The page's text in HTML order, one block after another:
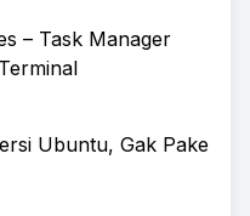
– Task Manager
Ubuntu, Gak Pake